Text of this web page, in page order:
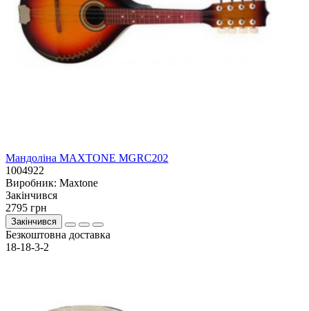
Мандоліна MAXTONE MGRC202
1004922
Виробник: Maxtone
Закiнчився
2795 грн
Закінчився
Безкоштовна доставка
18-18-3-2